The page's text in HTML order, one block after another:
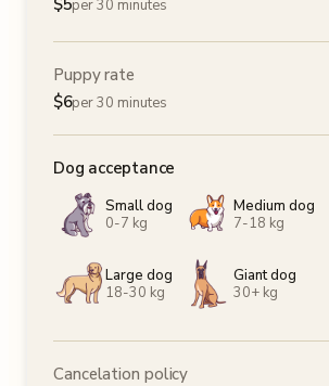
$5per 30 minutes
Puppy rate
$6per 30 minutes
Dog acceptance
Small dog
0-7 kg
Medium dog
7-18 kg
Large dog
18-30 kg
Giant dog
30+ kg
Cancelation policy